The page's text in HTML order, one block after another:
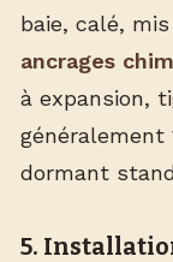
baie, calé,
ancrages
à expansion,
généralement
dormant
5.